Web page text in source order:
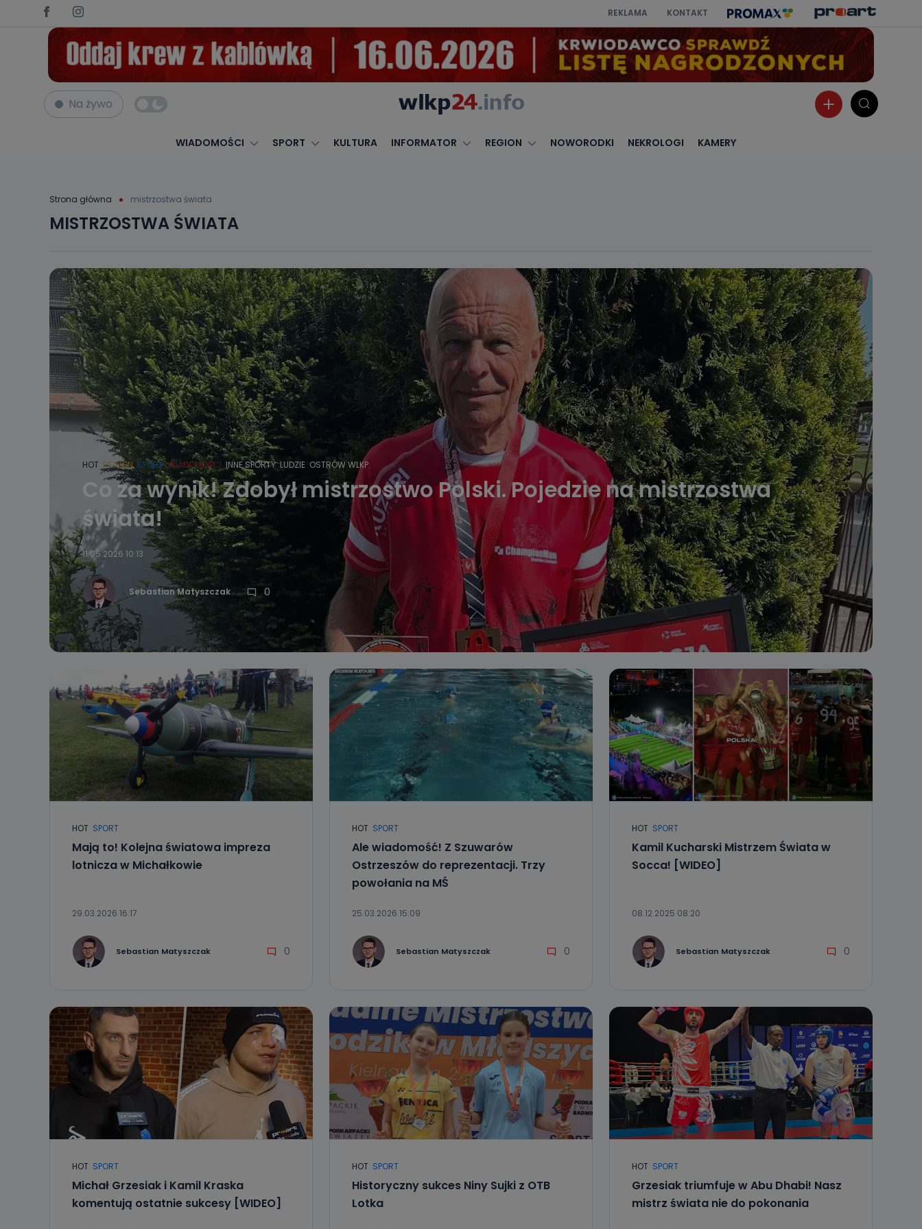
REKLAMA KONTAKT
Na żywo
WIADOMOŚCI SPORT KULTURA INFORMATOR REGION NOWORODKI NEKROLOGI KAMERY
Strona główna mistrzostwa świata
MISTRZOSTWA ŚWIATA
HOT REGION SPORT WIADOMOŚCI INNE SPORTY LUDZIE OSTRÓW WLKP.
Co za wynik! Zdobył mistrzostwo Polski. Pojedzie na mistrzostwa
świata!
11.05.2026 10:13
Sebastian Matyszczak 0
HOT SPORT
Mają to! Kolejna światowa impreza
lotnicza w Michałkowie
29.03.2026 16:17
Sebastian Matyszczak 0
HOT SPORT
Ale wiadomość! Z Szuwarów
Ostrzeszów do reprezentacji. Trzy
powołania na MŚ
25.03.2026 15:09
Sebastian Matyszczak 0
HOT SPORT
Kamil Kucharski Mistrzem Świata w
Socca! [WIDEO]
08.12.2025 08:20
Sebastian Matyszczak 0
HOT SPORT
Michał Grzesiak i Kamil Kraska
komentują ostatnie sukcesy [WIDEO]
HOT SPORT
Historyczny sukces Niny Sujki z OTB
Lotka
HOT SPORT
Grzesiak triumfuje w Abu Dhabi! Nasz
mistrz świata nie do pokonania